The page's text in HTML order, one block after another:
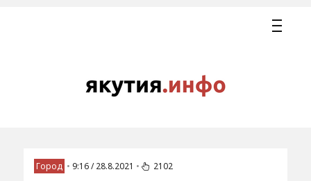
Город • 9:16 / 28.8.2021 • 2102